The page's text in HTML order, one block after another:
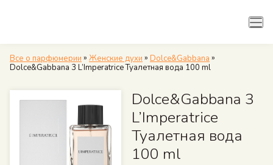
Арома семейства
Все о парфюмерии » Женские духи » Dolce&Gabbana »
Dolce&Gabbana 3 L’Imperatrice Туалетная вода 100 ml
Dolce&Gabbana 3
L’Imperatrice
Туалетная вода
100 ml